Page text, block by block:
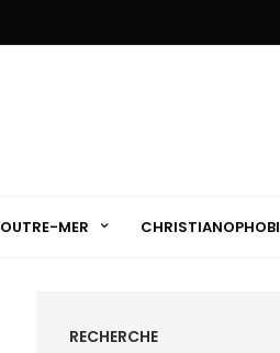
OUTRE-MER
RECHERCHE